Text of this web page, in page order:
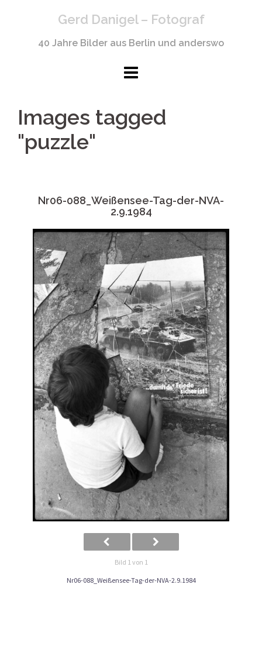
Gerd Danigel – Fotograf
40 Jahre Bilder aus Berlin und anderswo
Images tagged
"puzzle"
Nr06-088_Weißensee-Tag-der-NVA-
2.9.1984
Bild 1 von 1
Nr06-088_Weißensee-Tag-der-NVA-2.9.1984